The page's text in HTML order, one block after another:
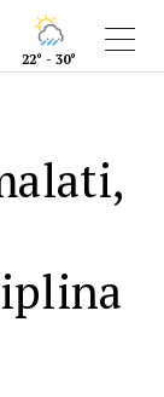
22° - 30°